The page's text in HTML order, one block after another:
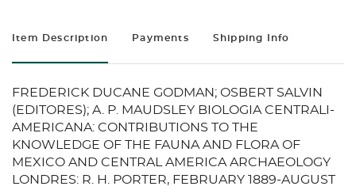
Item Description Payments Shipping Info
FREDERICK DUCANE GODMAN; OSBERT SALVIN
(EDITORES); A. P. MAUDSLEY BIOLOGIA CENTRALI-
AMERICANA: CONTRIBUTIONS TO THE
KNOWLEDGE OF THE FAUNA AND FLORA OF
MEXICO AND CENTRAL AMERICA ARCHAEOLOGY
LONDRES: R. H. PORTER, FEBRUARY 1889-AUGUST